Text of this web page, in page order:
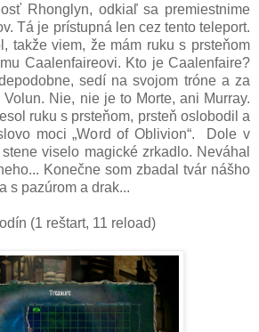
Rhonglyn, odkiaľ sa premiestnime
Tá je prístupná len cez tento teleport.
takže viem, že mám ruku s prsteňom
Caalenfaireovi. Kto je Caalenfaire?
sedí na svojom tróne a za
Nie, nie je to Morte, ani Murray.
ruku s prsteňom, prsteň oslobodil a
moci „Word of Oblivion“. Dole v
viselo magické zrkadlo. Neváhal
Konečne som zbadal tvár nášho
s pazúrom a drak...
(1 reštart, 11 reload)